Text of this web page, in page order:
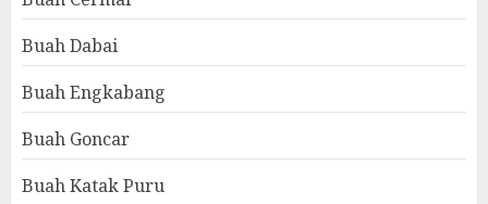
Buah Dabai
Buah Engkabang
Buah Goncar
Buah Katak Puru